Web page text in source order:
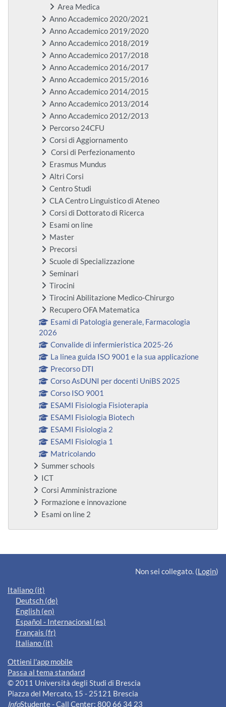
Area Medica
Anno Accademico 2020/2021
Anno Accademico 2019/2020
Anno Accademico 2018/2019
Anno Accademico 2017/2018
Anno Accademico 2016/2017
Anno Accademico 2015/2016
Anno Accademico 2014/2015
Anno Accademico 2013/2014
Anno Accademico 2012/2013
Percorso 24CFU
Corsi di Aggiornamento
Corsi di Perfezionamento
Erasmus Mundus
Altri Corsi
Centro Studi
CLA Centro Linguistico di Ateneo
Corsi di Dottorato di Ricerca
Esami on line
Master
Precorsi
Scuole di Specializzazione
Seminari
Tirocini
Tirocini Abilitazione Medico-Chirurgo
Recupero OFA Matematica
Esami di Patologia generale, Farmacologia
2026
Convalide di infermieristica 2025-26
La linea guida ISO 9001 e la sua applicazione
Precorso DTI
Corso AsDUNI per docenti UniBS 2025
Corso ISO 9001
ESAMI Fisiologia Fisioterapia
ESAMI Fisiologia Biotech
ESAMI Fisiologia 2
ESAMI Fisiologia 1
Matricolando
Summer schools
ICT
Corsi Amministrazione
Formazione e innovazione
Esami on line 2
Blocchi supplementari
Non sei collegato. (Login)
Italiano ‎(it)‎
Deutsch ‎(de)‎
English ‎(en)‎
Español - Internacional ‎(es)‎
Français ‎(fr)‎
Italiano ‎(it)‎
Ottieni l'app mobile
Passa al tema standard
© 2011 Università degli Studi di Brescia
Piazza del Mercato, 15 - 25121 Brescia
InfoStudente - Call Center: 800 66 34 23